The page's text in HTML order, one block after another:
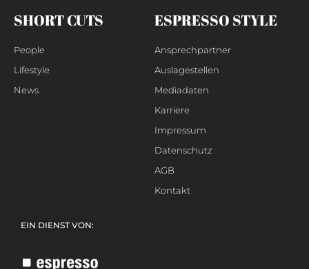
SHORT CUTS
People
Lifestyle
News
ESPRESSO STYLE
Ansprechpartner
Auslagestellen
Mediadaten
Karriere
Impressum
Datenschutz
AGB
Kontakt
EIN DIENST VON: